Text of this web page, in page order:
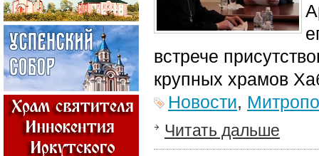
встрече
крупных храмов
Новости,
Читать дальше